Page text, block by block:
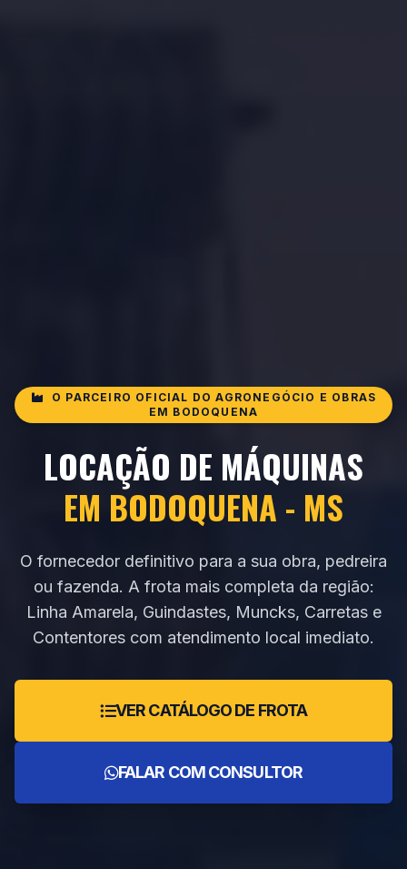
O PARCEIRO OFICIAL DO AGRONEGÓCIO E OBRAS
EM BODOQUENA
LOCAÇÃO DE MÁQUINAS
EM BODOQUENA - MS
O fornecedor definitivo para a sua obra, pedreira
ou fazenda. A frota mais completa da região:
Linha Amarela, Guindastes, Muncks, Carretas e
Contentores com atendimento local imediato.
VER CATÁLOGO DE FROTA
FALAR COM CONSULTOR